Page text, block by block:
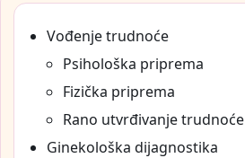
Vođenje trudnoće
Psihološka priprema
Fizička priprema
Rano utvrđivanje trudnoće
Ginekološka dijagnostika